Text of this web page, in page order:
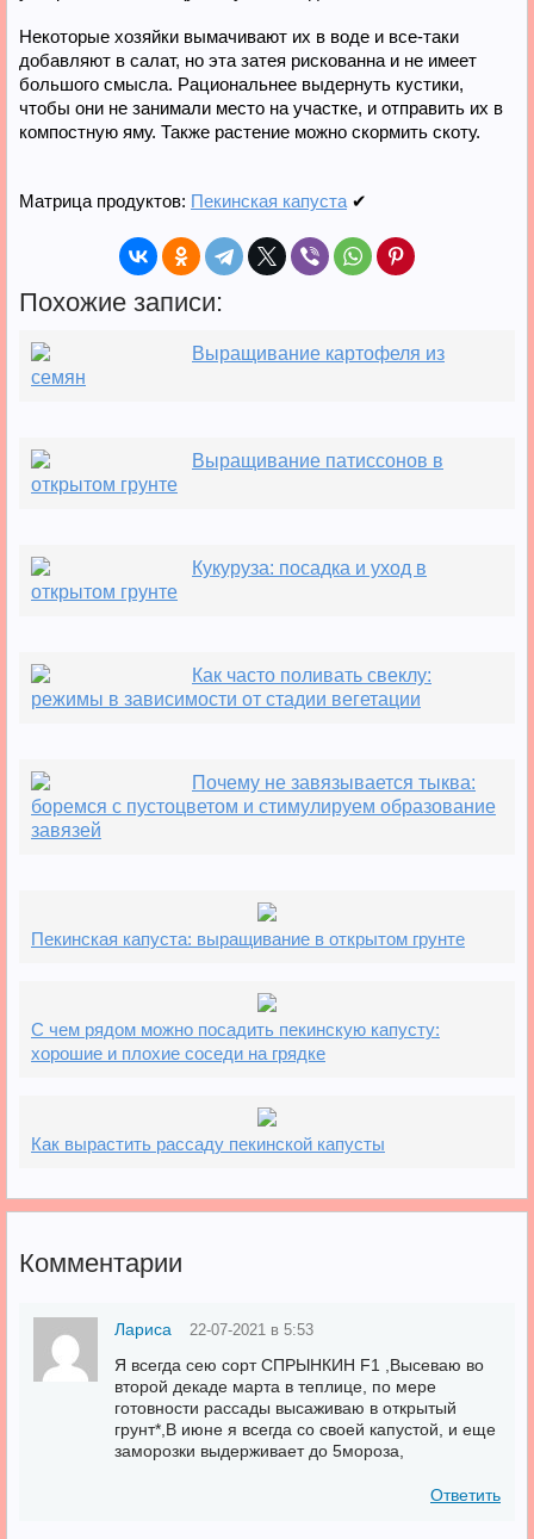
Некоторые хозяйки вымачивают их в воде и все-таки
добавляют в салат, но эта затея рискованна и не имеет
большого смысла. Рациональнее выдернуть кустики,
чтобы они не занимали место на участке, и отправить их в
компостную яму. Также растение можно скормить скоту.
Матрица продуктов: Пекинская капуста ✔
Похожие записи:
Выращивание картофеля из
семян
Выращивание патиссонов в
открытом грунте
Кукуруза: посадка и уход в
открытом грунте
Как часто поливать свеклу:
режимы в зависимости от стадии вегетации
Почему не завязывается тыква:
боремся с пустоцветом и стимулируем образование
завязей
Пекинская капуста: выращивание в открытом грунте
С чем рядом можно посадить пекинскую капусту:
хорошие и плохие соседи на грядке
Как вырастить рассаду пекинской капусты
Комментарии
Лариса 22-07-2021 в 5:53
Я всегда сею сорт СПРЫНКИН F1 ,Высеваю во
второй декаде марта в теплице, по мере
готовности рассады высаживаю в открытый
грунт*,В июне я всегда со своей капустой, и еще
заморозки выдерживает до 5мороза,
Ответить